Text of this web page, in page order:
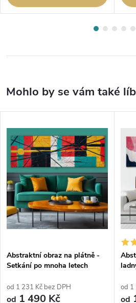
Abstraktní obraz na plátně -
Setkání po mnoha letech
od 1 231 Kč bez DPH
od 1 490 Kč
od 1
od